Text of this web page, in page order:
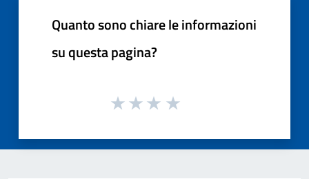
Quanto sono chiare le informazioni
su questa pagina?